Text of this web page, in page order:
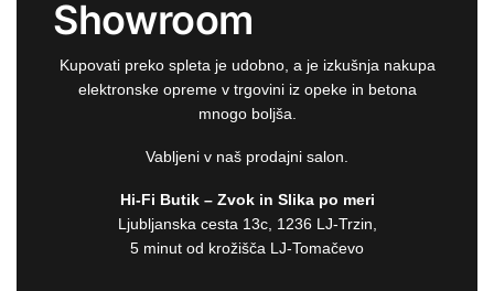
Showroom
Kupovati preko spleta je udobno, a je izkušnja nakupa
elektronske opreme v trgovini iz opeke in betona
mnogo boljša.
Vabljeni v naš prodajni salon.
Hi-Fi Butik – Zvok in Slika po meri
Ljubljanska cesta 13c, 1236 LJ-Trzin,
5 minut od krožišča LJ-Tomačevo